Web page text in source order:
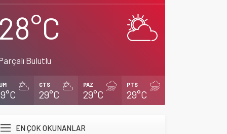
Bulutlu
CTS
29°C
PAZ
29°C
PTS
29°C
EN ÇOK OKUNANLAR